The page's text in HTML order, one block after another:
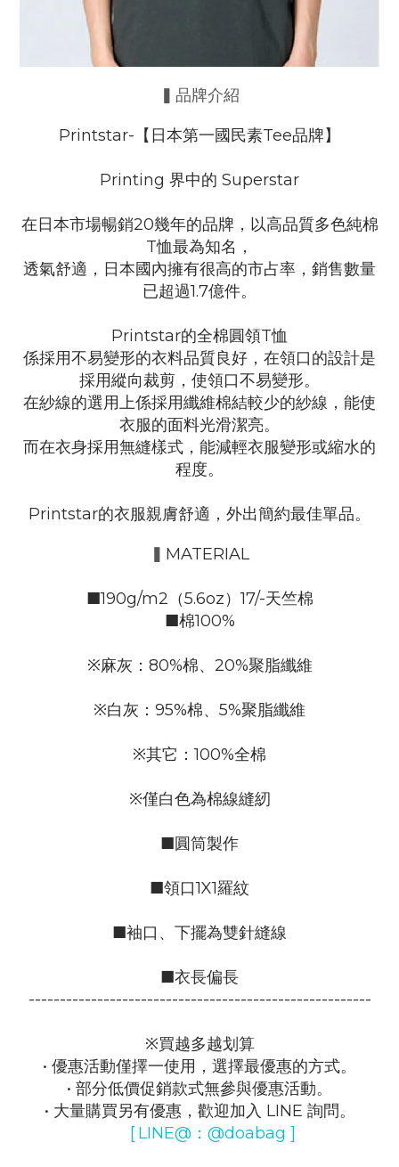
▍品牌介紹
Printstar-【日本第一國民素Tee品牌】
Printing 界中的 Superstar
在日本市場暢銷20幾年的品牌，以高品質多色純棉
T恤最為知名，
透氣舒適，日本國內擁有很高的市占率，銷售數量
已超過1.7億件。
Printstar的全棉圓領T恤
係採用不易變形的衣料品質良好，在領口的設計是
採用縱向裁剪，使領口不易變形。
在紗線的選用上係採用纖維棉結較少的紗線，能使
衣服的面料光滑潔亮。
而在衣身採用無縫樣式，能減輕衣服變形或縮水的
程度。
Printstar的衣服親膚舒適，外出簡約最佳單品。
▍ MATERIAL
■190g/m2（5.6oz）17/-天竺棉
■棉100%
※麻灰：80%棉、20%聚脂纖維
※白灰：95%棉、5%聚脂纖維
※其它：100%全棉
※僅白色為棉線縫紉
■圓筒製作
■領口1X1羅紋
■袖口、下擺為雙針縫線
■衣長偏長
-------------------------------------------------------
※買越多越划算
• 優惠活動僅擇一使用，選擇最優惠的方式。
• 部分低價促銷款式無參與優惠活動。
• 大量購買另有優惠，歡迎加入 LINE 詢問。
[ LINE@：@doabag ]